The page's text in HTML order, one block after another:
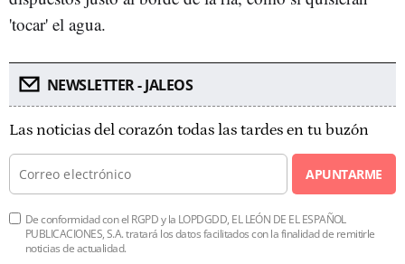
'tocar' el agua.
NEWSLETTER - JALEOS
Las noticias del corazón todas las tardes en tu buzón
APUNTARME
De conformidad con el RGPD y la LOPDGDD, EL LEÓN DE EL ESPAÑOL
PUBLICACIONES, S.A. tratará los datos facilitados con la finalidad de remitirle
noticias de actualidad.